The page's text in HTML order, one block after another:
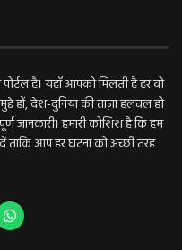
है। यहाँ आपको मिलती है हर वो
हों, देश-दुनिया की ताज़ा हलचल हो
जानकारी। हमारी कोशिश है कि हम
आप हर घटना को अच्छी तरह